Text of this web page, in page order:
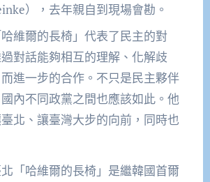
），去年親自到現場會勘。
維爾的長椅」代表了民主的對
對話能夠相互的理解、化解歧
進一步的合作。不只是民主夥伴
內不同政黨之間也應該如此。他
北、讓臺灣大步的向前，同時也
「哈維爾的長椅」是繼韓國首爾